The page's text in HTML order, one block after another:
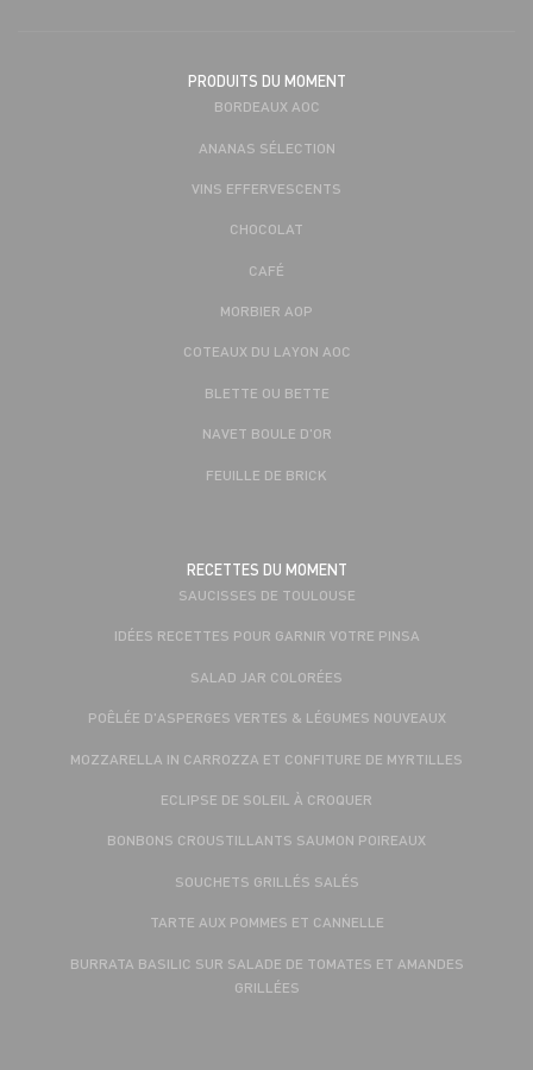
PRODUITS DU MOMENT
BORDEAUX AOC
ANANAS SÉLECTION
VINS EFFERVESCENTS
CHOCOLAT
CAFÉ
MORBIER AOP
COTEAUX DU LAYON AOC
BLETTE OU BETTE
NAVET BOULE D'OR
FEUILLE DE BRICK
RECETTES DU MOMENT
SAUCISSES DE TOULOUSE
IDÉES RECETTES POUR GARNIR VOTRE PINSA
SALAD JAR COLORÉES
POÊLÉE D'ASPERGES VERTES & LÉGUMES NOUVEAUX
MOZZARELLA IN CARROZZA ET CONFITURE DE MYRTILLES
ECLIPSE DE SOLEIL À CROQUER
BONBONS CROUSTILLANTS SAUMON POIREAUX
SOUCHETS GRILLÉS SALÉS
TARTE AUX POMMES ET CANNELLE
BURRATA BASILIC SUR SALADE DE TOMATES ET AMANDES
GRILLÉES